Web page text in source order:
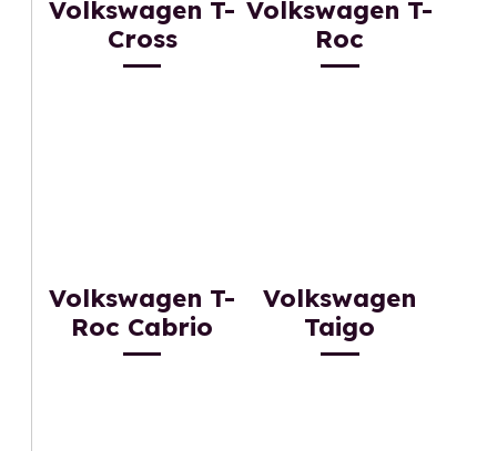
Volkswagen T-
Cross
Volkswagen T-
Roc
Volkswagen T-
Roc Cabrio
Volkswagen
Taigo